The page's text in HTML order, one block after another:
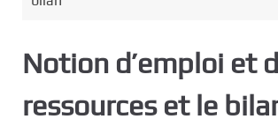
Notion d’emploi et
ressources et le